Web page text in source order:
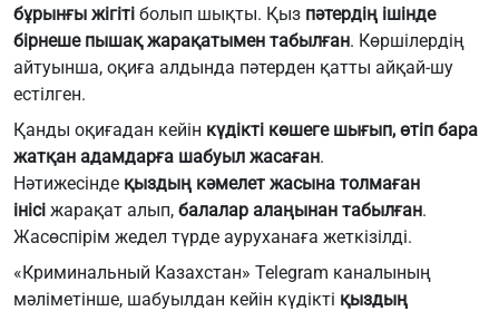
бұрынғы жігіті болып шықты. Қыз пәтердің ішінде
бірнеше пышақ жарақатымен табылған. Көршілердің
айтуынша, оқиға алдында пәтерден қатты айқай-шу
естілген.
Қанды оқиғадан кейін күдікті көшеге шығып, өтіп бара
жатқан адамдарға шабуыл жасаған.
Нәтижесінде қыздың кәмелет жасына толмаған
інісі жарақат алып, балалар алаңынан табылған.
Жасөспірім жедел түрде ауруханаға жеткізілді.
«Криминальный Казахстан» Telegram каналының
мәліметінше, шабуылдан кейін күдікті қыздың